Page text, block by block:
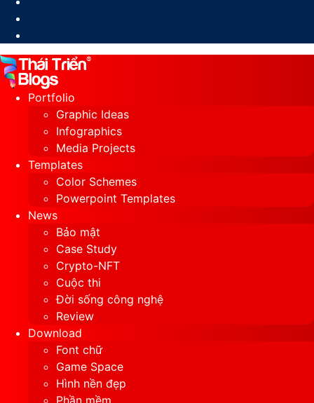
Portfolio
Graphic Ideas
Infographics
Media Projects
Templates
Color Schemes
Powerpoint Templates
News
Bảo mật
Case Study
Crypto-NFT
Cuộc thi
Đời sống công nghệ
Review
Download
Font chữ
Game Space
Hình nền đẹp
Phần mềm